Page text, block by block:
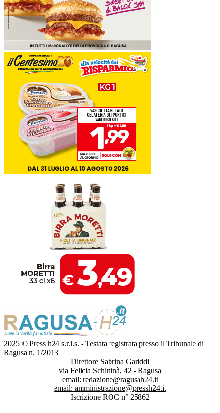
2025 © Press h24 s.r.l.s. - Testata registrata presso il Tribunale di
Ragusa n. 1/2013
Direttore Sabrina Gariddi
via Felicia Schininà, 42 - Ragusa
email: redazione@ragusah24.it
email: amministrazione@pressh24.it
Iscrizione ROC n° 25862